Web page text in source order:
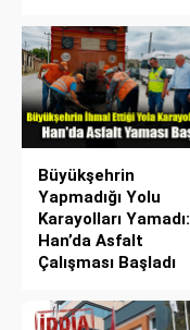
Büyükşehrin
Yapmadığı Yolu
Karayolları Yamadı:
Han’da Asfalt
Çalışması Başladı